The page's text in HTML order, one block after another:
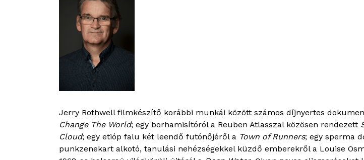
Jerry Rothwell filmkészítő korábbi munkái között számos díjnyertes
Change The World; egy borhamisítóról a Reuben Atlasszal közösen rendezett
Cloud; egy etióp falu két leendő futónőjéről a Town of Runners; egy sperma
punkzenekart alkotó, tanulási nehézségekkel küzdő emberekről a Louise